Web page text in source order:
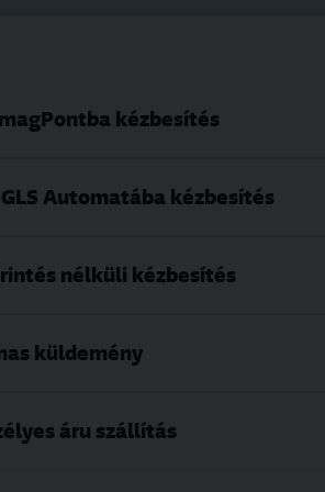
kézbesítés
Automatába kézbesítés
nélküli kézbesítés
küldemény
áru szállítás